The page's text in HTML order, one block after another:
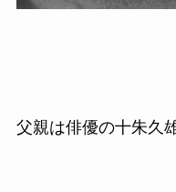
父親は俳優の十朱久